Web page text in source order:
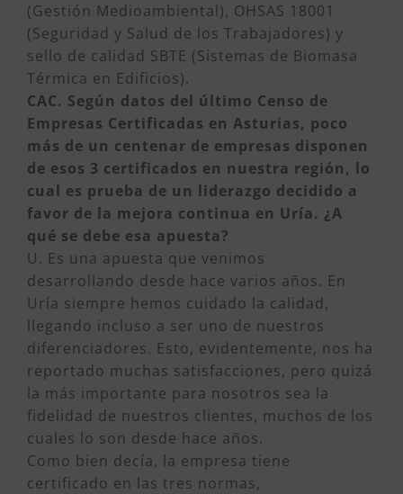
(Gestión Medioambiental), OHSAS 18001
(Seguridad y Salud de los Trabajadores) y
sello de calidad SBTE (Sistemas de Biomasa
Térmica en Edificios).
CAC. Según datos del último Censo de
Empresas Certificadas en Asturias, poco
más de un centenar de empresas disponen
de esos 3 certificados en nuestra región, lo
cual es prueba de un liderazgo decidido a
favor de la mejora continua en Uría. ¿A
qué se debe esa apuesta?
U. Es una apuesta que venimos
desarrollando desde hace varios años. En
Uría siempre hemos cuidado la calidad,
llegando incluso a ser uno de nuestros
diferenciadores. Esto, evidentemente, nos ha
reportado muchas satisfacciones, pero quizá
la más importante para nosotros sea la
fidelidad de nuestros clientes, muchos de los
cuales lo son desde hace años.
Como bien decía, la empresa tiene
certificado en las tres normas,